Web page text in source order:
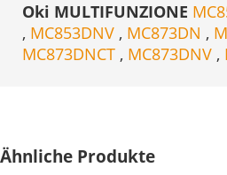
Oki MULTIFUNZIONE
, MC853DNV , MC873DN ,
MC873DNCT , MC873DNV ,
Ähnliche Produkte